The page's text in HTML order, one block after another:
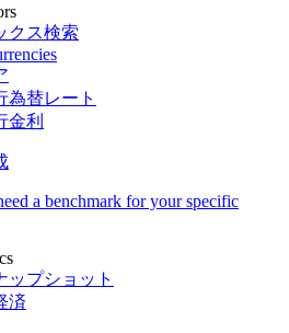
クス検索
為替レート
金利
a benchmark for your specific
ップショット
済